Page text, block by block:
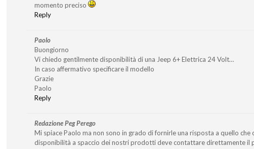
momento preciso
Reply
Paolo
Buongiorno
Vi chiedo gentilmente disponibilità di una Jeep 6+ Elettrica 24 Volt…
In caso affermativo specificare il modello
Grazie
Paolo
Reply
Redazione Peg Perego
Mi spiace Paolo ma non sono in grado di fornirle una risposta a quello che
disponibilità a spaccio dei nostri prodotti deve contattare direttamente il